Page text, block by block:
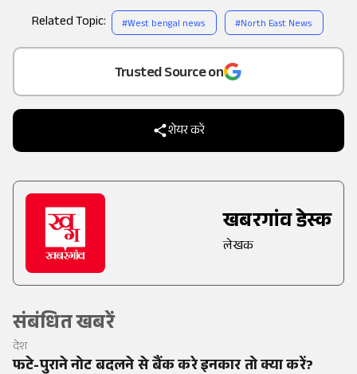
Add
as a
Trusted Source on
शेयर करें
खबरगांव डेस्क
लेखक
संबंधित खबरें
देश
फटे-पुराने नोट बदलने से बैंक करे इनकार तो क्या करें?
Related Topic: #West bengal news #North East News